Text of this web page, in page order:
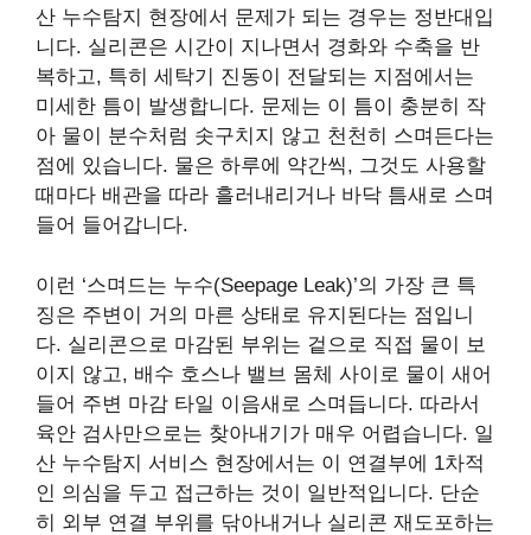
산 누수탐지 현장에서 문제가 되는 경우는 정반대입
니다. 실리콘은 시간이 지나면서 경화와 수축을 반
복하고, 특히 세탁기 진동이 전달되는 지점에서는
미세한 틈이 발생합니다. 문제는 이 틈이 충분히 작
아 물이 분수처럼 솟구치지 않고 천천히 스며든다는
점에 있습니다. 물은 하루에 약간씩, 그것도 사용할
때마다 배관을 따라 흘러내리거나 바닥 틈새로 스며
들어 들어갑니다.
이런 ‘스며드는 누수(Seepage Leak)’의 가장 큰 특
징은 주변이 거의 마른 상태로 유지된다는 점입니
다. 실리콘으로 마감된 부위는 겉으로 직접 물이 보
이지 않고, 배수 호스나 밸브 몸체 사이로 물이 새어
들어 주변 마감 타일 이음새로 스며듭니다. 따라서
육안 검사만으로는 찾아내기가 매우 어렵습니다. 일
산 누수탐지 서비스 현장에서는 이 연결부에 1차적
인 의심을 두고 접근하는 것이 일반적입니다. 단순
히 외부 연결 부위를 닦아내거나 실리콘 재도포하는